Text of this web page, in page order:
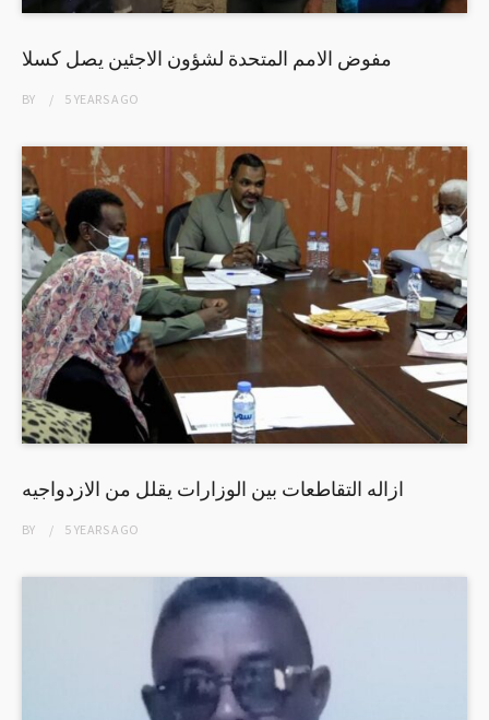
مفوض الامم المتحدة لشؤون الاجئين يصل كسلا
BY 5 YEARSAGO
ازاله التقاطعات بين الوزارات يقلل من الازدواجيه
BY 5 YEARSAGO